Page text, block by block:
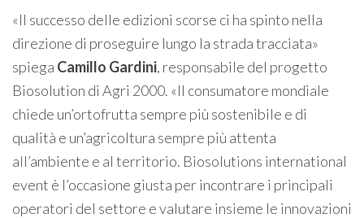
«Il successo delle edizioni scorse ci ha spinto nella
direzione di proseguire lungo la strada tracciata»
spiega Camillo Gardini, responsabile del progetto
Biosolution di Agri 2000. «Il consumatore mondiale
chiede un’ortofrutta sempre più sostenibile e di
qualità e un’agricoltura sempre più attenta
all’ambiente e al territorio. Biosolutions international
event è l’occasione giusta per incontrare i principali
operatori del settore e valutare insieme le innovazioni